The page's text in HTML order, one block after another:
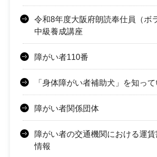
令和8年度大阪府朗読奉仕員（ボ
中級養成講座
障がい者110番
「身体障がい者補助犬」を知っ
障がい者関係団体
障がい者の交通機関における運
情報